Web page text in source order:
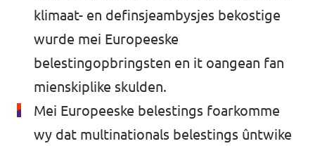
klimaat- en definsjeambysjes bekostige
wurde mei Europeeske
belestingopbringsten en it oangean fan
mienskiplike skulden.
Mei Europeeske belestings foarkomme
wy dat multinationals belestings ûntwike